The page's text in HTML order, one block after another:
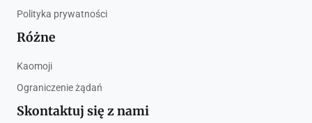
Polityka prywatności
Różne
Kaomoji
Ograniczenie żądań
Skontaktuj się z nami